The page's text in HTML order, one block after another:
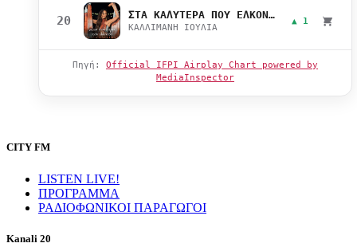
20 ΣΤΑ ΚΑΛΥΤΕΡΑ ΠΟΥ ΕΛΚΟΝΤΑΙ
ΚΑΛΛΙΜΑΝΗ ΙΟΥΛΙΑ
▲ 1
Πηγή: Official IFPI Airplay Chart powered by
MediaInspector
CITY FM
LISTEN LIVE!
ΠΡΟΓΡΑΜΜΑ
ΡΑΔΙΟΦΩΝΙΚΟΙ ΠΑΡΑΓΩΓΟΙ
Kanali 20